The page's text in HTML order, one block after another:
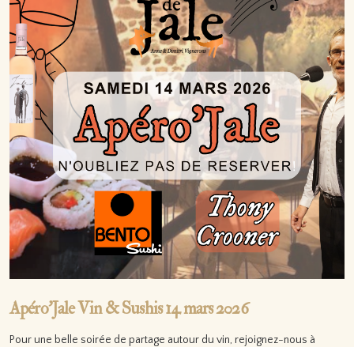
Apéro’Jale Vin & Sushis 14 mars 2026
Pour une belle soirée de partage autour du vin, rejoignez-nous à